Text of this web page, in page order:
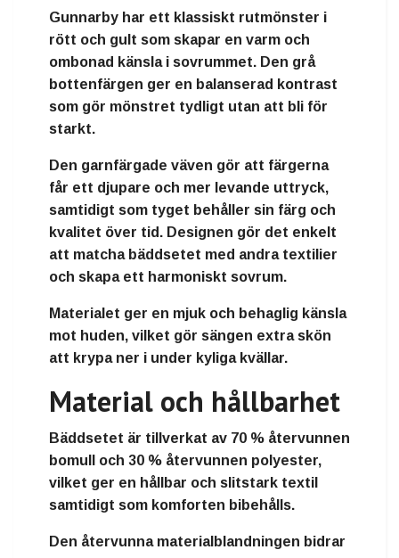
Gunnarby har ett klassiskt rutmönster i
rött och gult som skapar en varm och
ombonad känsla i sovrummet. Den grå
bottenfärgen ger en balanserad kontrast
som gör mönstret tydligt utan att bli för
starkt.
Den garnfärgade väven gör att färgerna
får ett djupare och mer levande uttryck,
samtidigt som tyget behåller sin färg och
kvalitet över tid. Designen gör det enkelt
att matcha bäddsetet med andra textilier
och skapa ett harmoniskt sovrum.
Materialet ger en mjuk och behaglig känsla
mot huden, vilket gör sängen extra skön
att krypa ner i under kyliga kvällar.
Material och hållbarhet
Bäddsetet är tillverkat av 70 % återvunnen
bomull och 30 % återvunnen polyester,
vilket ger en hållbar och slitstark textil
samtidigt som komforten bibehålls.
Den återvunna materialblandningen bidrar